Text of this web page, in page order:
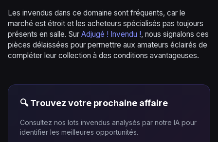
Les invendus dans ce domaine sont fréquents, car le
marché est étroit et les acheteurs spécialisés pas toujours
présents en salle. Sur Adjugé ! Invendu !, nous signalons ces
pièces délaissées pour permettre aux amateurs éclairés de
compléter leur collection à des conditions avantageuses.
🔍 Trouvez votre prochaine affaire
Consultez nos lots invendus analysés par notre IA pour
identifier les meilleures opportunités.